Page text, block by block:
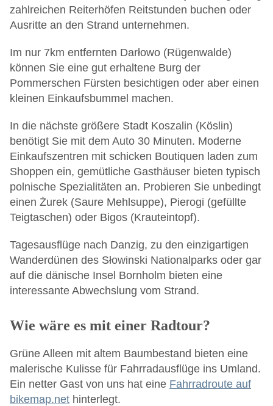
zahlreichen Reiterhöfen Reitstunden buchen oder
Ausritte an den Strand unternehmen.
Im nur 7km entfernten Darłowo (Rügenwalde)
können Sie eine gut erhaltene Burg der
Pommerschen Fürsten besichtigen oder aber einen
kleinen Einkaufsbummel machen.
In die nächste größere Stadt Koszalin (Köslin)
benötigt Sie mit dem Auto 30 Minuten. Moderne
Einkaufszentren mit schicken Boutiquen laden zum
Shoppen ein, gemütliche Gasthäuser bieten typisch
polnische Spezialitäten an. Probieren Sie unbedingt
einen Żurek (Saure Mehlsuppe), Pierogi (gefüllte
Teigtaschen) oder Bigos (Krauteintopf).
Tagesausflüge nach Danzig, zu den einzigartigen
Wanderdünen des Słowinski Nationalparks oder gar
auf die dänische Insel Bornholm bieten eine
interessante Abwechslung vom Strand.
Wie wäre es mit einer Radtour?
Grüne Alleen mit altem Baumbestand bieten eine
malerische Kulisse für Fahrradausflüge ins Umland.
Ein netter Gast von uns hat eine Fahrradroute auf
bikemap.net hinterlegt.